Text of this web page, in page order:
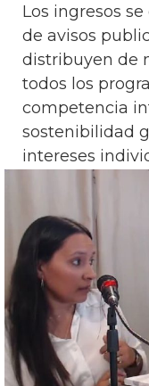
Los ingresos
de avisos
distribuyen de
todos los
competencia
sostenibilidad
intereses